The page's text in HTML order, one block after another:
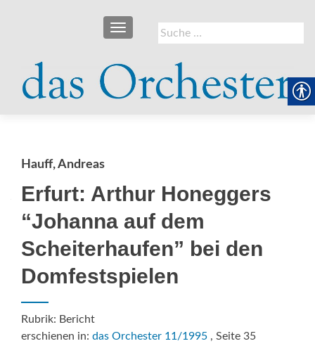
Suche
nach:
SCHALTE NAVIGATION
Hauff, Andreas
Erfurt: Arthur Honeggers
“Johanna auf dem
Scheiterhaufen” bei den
Domfestspielen
Rubrik: Bericht
erschienen in: das Orchester 11/1995 , Seite 35